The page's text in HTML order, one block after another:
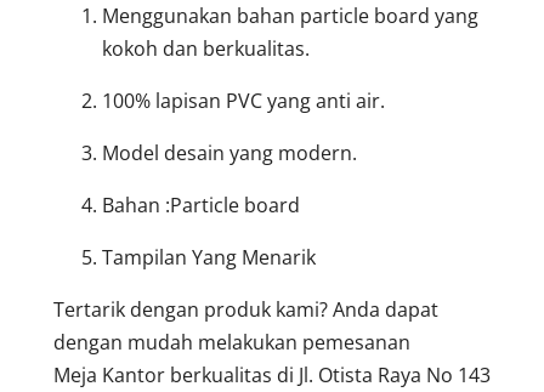
Menggunakan bahan particle board yang
kokoh dan berkualitas.
100% lapisan PVC yang anti air.
Model desain yang modern.
Bahan :Particle board
Tampilan Yang Menarik
Tertarik dengan produk kami? Anda dapat
dengan mudah melakukan pemesanan
Meja Kantor berkualitas di Jl. Otista Raya No 143